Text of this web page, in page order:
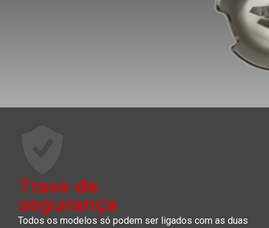
Trava de
segurança
Todos os modelos só podem ser ligados com as duas